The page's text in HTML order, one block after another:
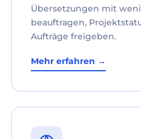
Übersetzungen mit
beauftragen,
Aufträge freigeben.
Mehr erfahren →